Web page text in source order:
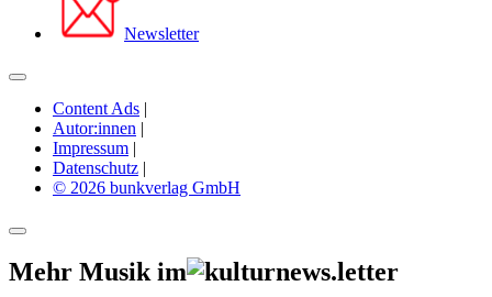
Newsletter
Content Ads |
Autor:innen |
Impressum |
Datenschutz |
© 2026 bunkverlag GmbH
Mehr Musik im